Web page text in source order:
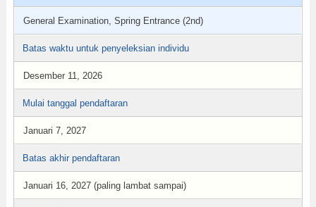
General Examination, Spring Entrance (2nd)
Batas waktu untuk penyeleksian individu
Desember 11, 2026
Mulai tanggal pendaftaran
Januari 7, 2027
Batas akhir pendaftaran
Januari 16, 2027 (paling lambat sampai)